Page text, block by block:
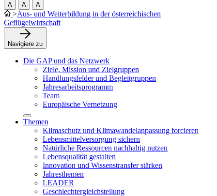
A A A
>Aus- und Weiterbildung in der österreichischen
Geflügelwirtschaft
Navigiere zu
Die GAP und das Netzwerk
Ziele, Mission und Zielgruppen
Handlungsfelder und Begleitgruppen
Jahresarbeitsprogramm
Team
Europäische Vernetzung
Themen
Klimaschutz und Klimawandelanpassung forcieren
Lebensmittelversorgung sichern
Natürliche Ressourcen nachhaltig nutzen
Lebensqualität gestalten
Innovation und Wissenstransfer stärken
Jahresthemen
LEADER
Geschlechtergleichstellung